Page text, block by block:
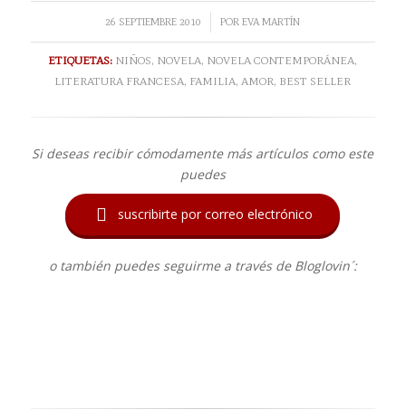
26 SEPTIEMBRE 2010
/ POREVA MARTÍN
ETIQUETAS: NIÑOS, NOVELA, NOVELA CONTEMPORÁNEA,
LITERATURA FRANCESA, FAMILIA,AMOR, BEST SELLER
Si deseas recibir cómodamente más artículos como este
puedes
 suscribirte por correo electrónico
o también puedes seguirme a través de Bloglovin´: